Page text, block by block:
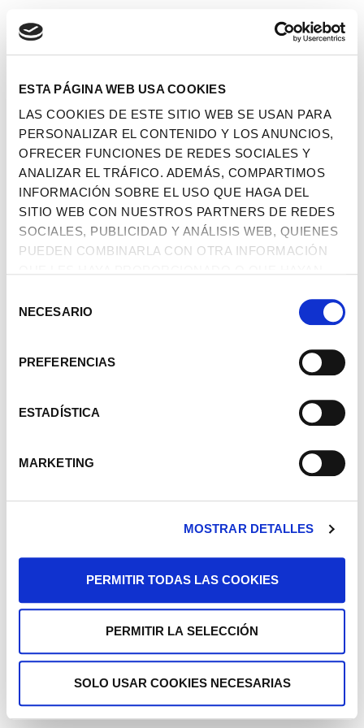
ESTA PÁGINA WEB USA COOKIES
LAS COOKIES DE ESTE SITIO WEB SE USAN PARA
PERSONALIZAR EL CONTENIDO Y LOS ANUNCIOS,
OFRECER FUNCIONES DE REDES SOCIALES Y
ANALIZAR EL TRÁFICO. ADEMÁS, COMPARTIMOS
INFORMACIÓN SOBRE EL USO QUE HAGA DEL
SITIO WEB CON NUESTROS PARTNERS DE REDES
SOCIALES, PUBLICIDAD Y ANÁLISIS WEB, QUIENES
PUEDEN COMBINARLA CON OTRA INFORMACIÓN
DE SUS SERVICIOS.
DENECESARIO
PREFERENCIAS
ESTADÍSTICA
MARKETING
MOSTRAR DETALLES
PERMITIR TODAS LAS COOKIES
PERMITIR LA SELECCIÓN
SOLO USAR COOKIES NECESARIAS